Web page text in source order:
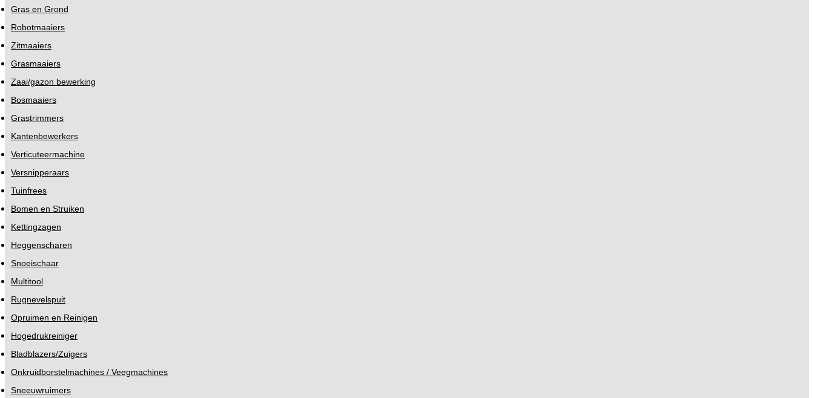
Gras en Grond
Robotmaaiers
Zitmaaiers
Grasmaaiers
Zaai/gazon bewerking
Bosmaaiers
Grastrimmers
Kantenbewerkers
Verticuteermachine
Versnipperaars
Tuinfrees
Bomen en Struiken
Kettingzagen
Heggenscharen
Snoeischaar
Multitool
Rugnevelspuit
Opruimen en Reinigen
Hogedrukreiniger
Bladblazers/Zuigers
Onkruidborstelmachines / Veegmachines
Sneeuwruimers